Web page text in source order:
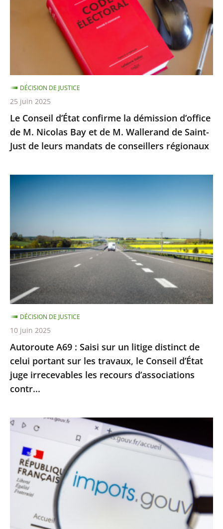
Nicolas
Bay
et
de
M.
Wallerand
Saint-
Just
mandats
de
conseillers
Le Conseil d’État confirme la démission d’office
de M. Nicolas Bay et de M. Wallerand de Saint-
Just de leurs mandats de conseillers régionaux
DÉCISION DE JUSTICE
25 juin 2025
Autoroute
sur
un
litige
de
celui
portant
sur
les
travaux,
le
Conseil
juge
irrecevables
recours
d’associations
contr...
Autoroute A69 : Saisi sur un litige distinct de
celui portant sur les travaux, le Conseil d’État
juge irrecevables les recours d’associations
contr...
DÉCISION DE JUSTICE
10 juin 2025
Impôt
revenu
le
d’État